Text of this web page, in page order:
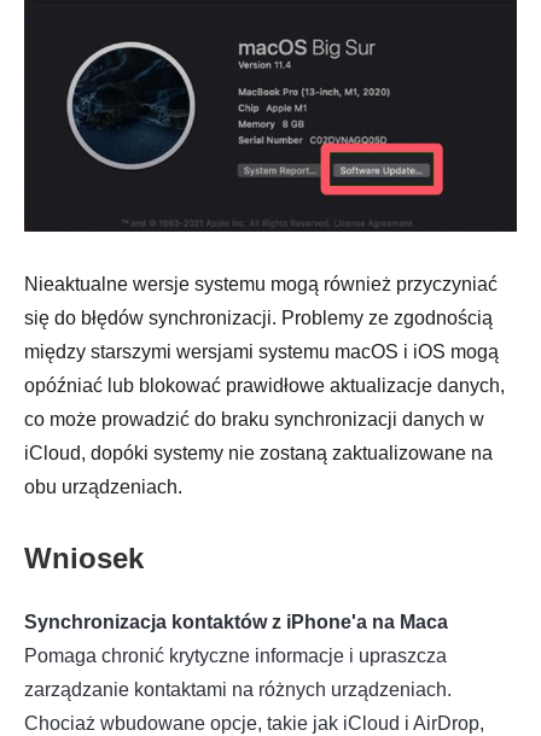
Nieaktualne wersje systemu mogą również przyczyniać
się do błędów synchronizacji. Problemy ze zgodnością
między starszymi wersjami systemu macOS i iOS mogą
opóźniać lub blokować prawidłowe aktualizacje danych,
co może prowadzić do braku synchronizacji danych w
iCloud, dopóki systemy nie zostaną zaktualizowane na
obu urządzeniach.
Wniosek
Synchronizacja kontaktów z iPhone'a na Maca
Pomaga chronić krytyczne informacje i upraszcza
zarządzanie kontaktami na różnych urządzeniach.
Chociaż wbudowane opcje, takie jak iCloud i AirDrop,